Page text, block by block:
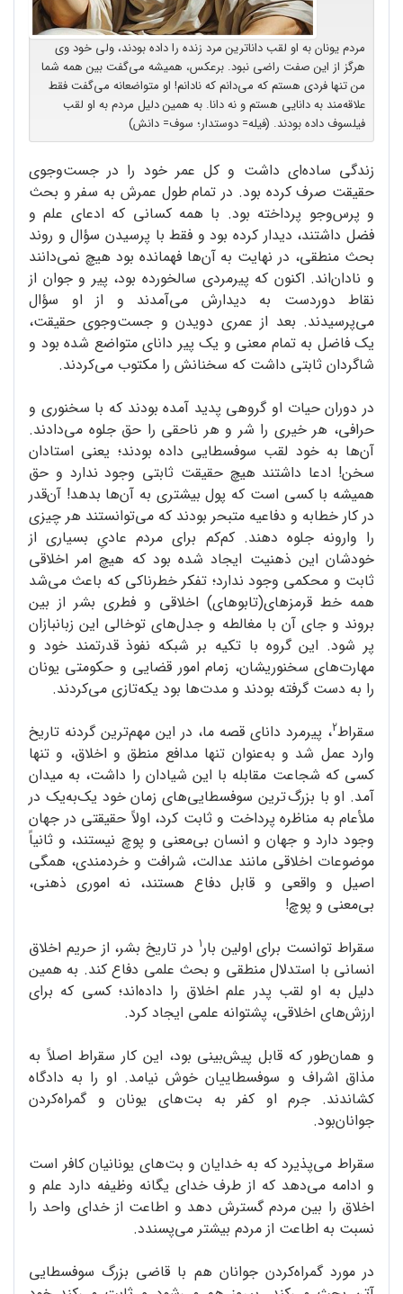
مردم یونان به او لقب داناترین مرد زنده را داده بودند، ولی خود وی
هرگز از این صفت راضی نبود. برعکس، همیشه می‌گفت بین همه شما
من تنها فردی هستم که می‌دانم که نادانم! او متواضعانه می‌گفت فقط
علاقه‌‌مند به دانایی هستم و نه دانا. به همین دلیل مردم به او لقب
فیلسوف داده بودند. (فیله= دوستدار؛ سوف= دانش)
زندگی ساده‌ای داشت و کل عمر خود را در جست‌وجوی
حقیقت صرف کرده بود. در تمام طول عمرش به سفر و بحث
و پرس‌وجو پرداخته بود. با همه کسانی که ادعای علم و
فضل داشتند، دیدار کرده بود و فقط با پرسیدن سؤال و روند
بحث منطقی، در نهایت به آن‌ها فهمانده بود هیچ نمی‌دانند
و نادان‌اند. اکنون که پیرمردی سالخورده بود، پیر و جوان از
نقاط دوردست به دیدارش می‌آمدند و از او سؤال
می‌پرسیدند. بعد از عمری دویدن و جست‌وجوی حقیقت،
یک فاضل به تمام معنی و یک پیر دانای متواضع شده بود و
شاگردان ثابتی داشت که سخنانش را مکتوب می‌کردند.
در دوران حیات او گروهی پدید آمده بودند که با سخنوری و
حرافی، هر خیری را شر و هر ناحقی را حق جلوه می‌دادند.
آن‌ها به خود لقب سوفسطایی داده بودند؛ یعنی استادان
سخن! ادعا داشتند هیچ حقیقت ثابتی وجود ندارد و حق
همیشه با کسی است که پول بیشتری به آن‌ها بدهد! آن‌قدر
در کار خطابه و دفاعیه متبحر بودند که می‌توانستند هر چیزی
را وارونه جلوه دهند. کم‌کم برای مردم عادیِ بسیاری از
خودشان این ذهنیت ایجاد شده بود که هیچ امر اخلاقی
ثابت و محکمی وجود ندارد؛ تفکر خطرناکی که باعث می‌شد
همه خط قرمزهای(تابوهای) اخلاقی و فطری بشر از بین
بروند و جای آن با مغالطه و جدل‌های توخالی این زبانبازان
پر شود. این گروه با تکیه بر شبکه نفوذ قدرتمند خود و
مهارت‌های سخنوریشان، زمام امور قضایی و حکومتی یونان
را به دست گرفته بودند و مدت‌ها بود یکه‌تازی می‌کردند.
سقراط2، پیرمرد دانای قصه ما، در این مهم‌ترین گردنه تاریخ
وارد عمل شد و به‌عنوان تنها مدافع منطق و اخلاق، و تنها
کسی که شجاعت مقابله با این شیادان را داشت، به میدان
آمد. او با بزرگ ترین سوفسطایی‌های زمان خود یک‌به‌یک در
ملأعام به مناظره پرداخت و ثابت کرد، اولاً حقیقتی در جهان
وجود دارد و جهان و انسان بی‌معنی و پوچ نیستند، و ثانیاً
موضوعات اخلاقی مانند عدالت، شرافت و خردمندی، همگی
اصیل و واقعی و قابل دفاع هستند، نه اموری ذهنی،
بی‌معنی و پوچ!
سقراط توانست برای اولین بار1 در تاریخ بشر، از حریم اخلاق
انسانی با استدلال منطقی و بحث علمی دفاع کند. به همین
دلیل به او لقب پدر علم اخلاق را داده‌اند؛ کسی که برای
ارزش‌های اخلاقی، پشتوانه علمی ایجاد کرد.
و همان‌طور که قابل پیش‌بینی بود، این کار سقراط اصلاً به
مذاق اشراف و سوفسطاییان خوش نیامد. او را به دادگاه
کشاندند. جرم او کفر به بت‌های یونان و گمراه‌کردن
جوانان‌بود.
سقراط می‌پذیرد که به خدایان و بت‌های یونانیان کافر است
و ادامه می‌دهد که از طرف خدای یگانه وظیفه دارد علم و
اخلاق را بین مردم گسترش دهد و اطاعت از خدای واحد را
نسبت به اطاعت از مردم بیشتر می‌پسندد.
در مورد گمراه‌کردن جوانان هم با قاضی بزرگ سوفسطایی